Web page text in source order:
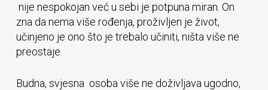
nije nespokojan već u sebi je potpuna miran. On
zna da nema više rođenja, proživljen je život,
učinjeno je ono što je trebalo učiniti, ništa više ne
preostaje.
Budna, svjesna osoba više ne doživljava ugodno,